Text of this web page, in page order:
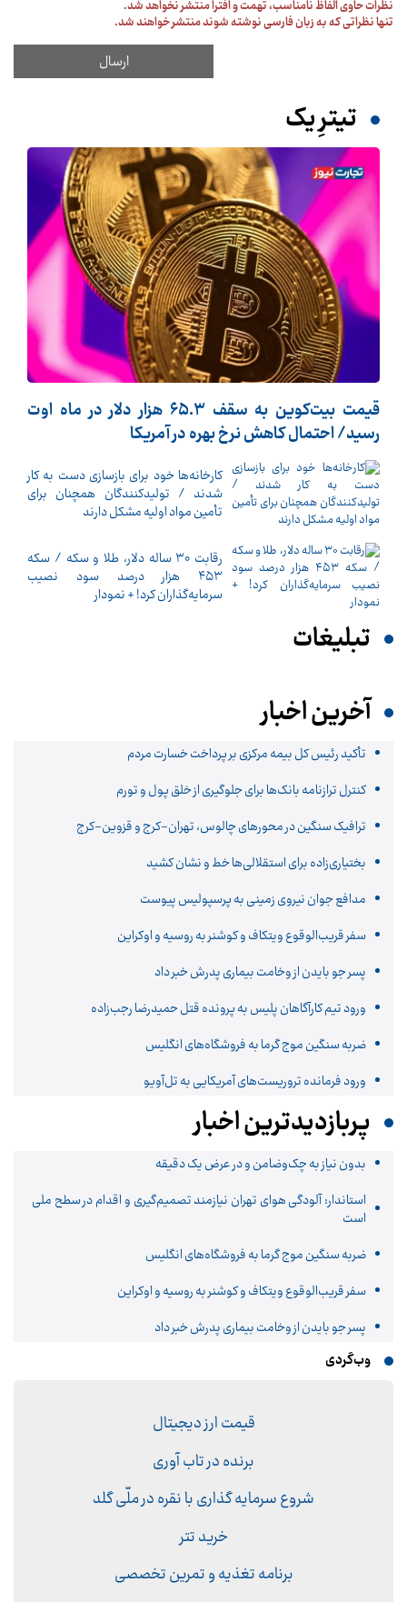
نظرات حاوی الفاظ نامناسب، تهمت و افترا منتشر نخواهد شد.
تنها نظراتی که به زبان فارسی نوشته شوند منتشر خواهند شد.
تیترِ یک
قیمت بیت‌کوین به سقف ۶۵.۳ هزار دلار در ماه اوت
رسید/ احتمال کاهش نرخ بهره در آمریکا
کارخانه‌ها خود برای بازسازی دست به کار
شدند / تولیدکنندگان همچنان برای
تأمین مواد اولیه مشکل دارند
رقابت ۳۰ ساله دلار، طلا و سکه / سکه
۴۵۳ هزار درصد سود نصیب
سرمایه‌گذاران کرد! + نمودار
تبلیغات
آخرین اخبار
تأکید رئیس کل بیمه مرکزی بر پرداخت خسارت مردم
کنترل ترازنامه بانک‌ها برای جلوگیری از خلق پول و تورم
ترافیک سنگین در محورهای چالوس، تهران-کرج و قزوین-کرج
بختیاری‌زاده برای استقلالی‌ها خط و نشان کشید
مدافع جوان نیروی زمینی به پرسپولیس پیوست
سفر قریب‌الوقوع ویتکاف و کوشنر به روسیه و اوکراین
پسر جو بایدن از وخامت بیماری پدرش خبر داد
ورود تیم کارآگاهان پلیس به پرونده قتل حمیدرضا رجب‌زاده
ضربه سنگین موج گرما به فروشگاه‌های انگلیس
ورود فرمانده تروریست‌های آمریکایی به تل‌آویو
پربازدیدترین اخبار
بدون نیاز به چک‌وضامن و در عرض یک دقیقه
استاندار: آلودگی هوای تهران نیازمند تصمیم‌گیری و اقدام در سطح ملی
است
ضربه سنگین موج گرما به فروشگاه‌های انگلیس
سفر قریب‌الوقوع ویتکاف و کوشنر به روسیه و اوکراین
پسر جو بایدن از وخامت بیماری پدرش خبر داد
وب‌گردی
قیمت ارز دیجیتال
برنده در تاب آوری
شروع سرمایه گذاری با نقره در ملّی گلد
خرید تتر
برنامه تغذیه و تمرین تخصصی